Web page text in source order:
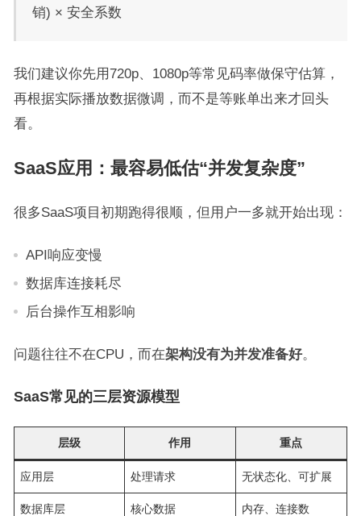
销) × 安全系数
我们建议你先用720p、1080p等常见码率做保守估算，
再根据实际播放数据微调，而不是等账单出来才回头
看。
SaaS应用：最容易低估“并发复杂度”
很多SaaS项目初期跑得很顺，但用户一多就开始出现：
API响应变慢
数据库连接耗尽
后台操作互相影响
问题往往不在CPU，而在架构没有为并发准备好。
SaaS常见的三层资源模型
层级 作用 重点
应用层 处理请求 无状态化、可扩展
数据库层 核心数据 内存、连接数